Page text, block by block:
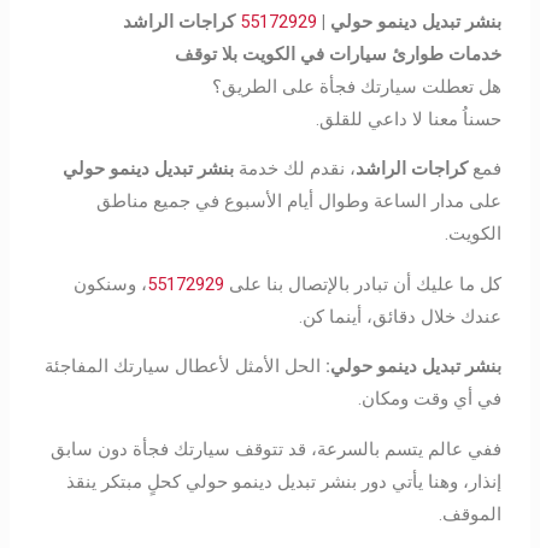
بنشر تبديل دينمو حولي | 55172929 كراجات الراشد
خدمات طوارئ سيارات في الكويت بلا توقف
هل تعطلت سيارتك فجأة على الطريق؟
حسناُ معنا لا داعي للقلق.
فمعكراجات الراشد، نقدم لك خدمةبنشر تبديل دينمو حولي
على مدار الساعة وطوال أيام الأسبوع في جميع مناطق
الكويت.
كل ما عليك أن تبادر بالإتصال بنا على 55172929، وسنكون
عندك خلال دقائق، أينما كن.
بنشر تبديل دينمو حولي: الحل الأمثل لأعطال سيارتك المفاجئة
في أي وقت ومكان.
ففي عالم يتسم بالسرعة، قد تتوقف سيارتك فجأة دون سابق
إنذار، وهنا يأتي دور بنشر تبديل دينمو حولي كحلٍ مبتكر ينقذ
الموقف.